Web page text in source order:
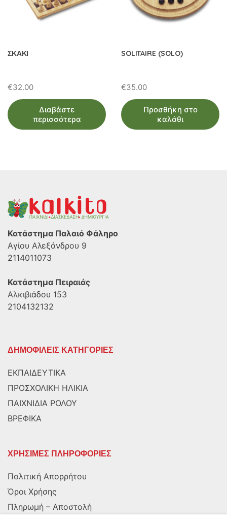
ΣΚΑΚΙ
€32.00
Διαβάστε
περισσότερα
SOLITAIRE (SOLO)
€35.00
Προσθήκη στο
καλάθι
Κατάστημα Παλαιό Φάληρο
Αγίου Αλεξάνδρου 9
2114011073
Κατάστημα Πειραιάς
Αλκιβιάδου 153
2104132132
ΔΗΜΟΦΙΛΕΙΣ ΚΑΤΗΓΟΡΙΕΣ
ΕΚΠΑΙΔΕΥΤΙΚΑ
ΠΡΟΣΧΟΛΙΚΗ ΗΛΙΚΙΑ
ΠΑΙΧΝΙΔΙΑ ΡΟΛΟΥ
ΒΡΕΦΙΚΑ
ΧΡΗΣΙΜΕΣ ΠΛΗΡΟΦΟΡΙΕΣ
Πολιτική Απορρήτου
Όροι Χρήσης
Πληρωμή – Αποστολή